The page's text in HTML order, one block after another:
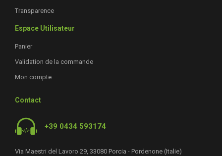
Transparence
Espace Utilisateur
Panier
Validation de la commande
Mon compte
Contact
+39 0434 593174
Via Maestri del Lavoro 29, 33080 Porcia - Pordenone (Italie)